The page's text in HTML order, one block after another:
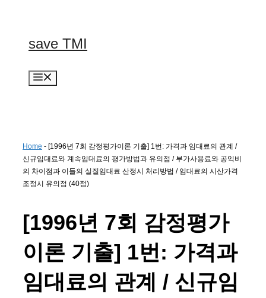
save TMI
Home - [1996년 7회 감정평가이론 기출] 1번: 가격과 임대료의 관계 /
신규임대료와 계속임대료의 평가방법과 유의점 / 부가사용료와 공익비
의 차이점과 이들의 실질임대료 산정시 처리방법 / 임대료의 시산가격
조정시 유의점 (40점)
[1996년 7회 감정평가
이론 기출] 1번: 가격과
임대료의 관계 / 신규임